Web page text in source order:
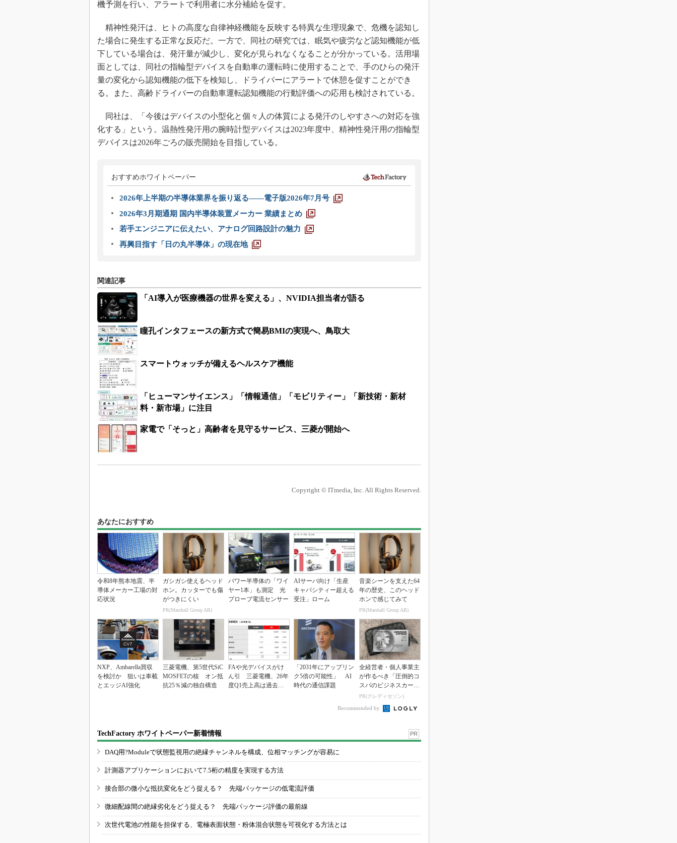
機予測を行い、アラートで利用者に水分補給を促す。
精神性発汗は、ヒトの高度な自律神経機能を反映する特異な生理現象で、危機を認知し
た場合に発生する正常な反応だ。一方で、同社の研究では、眠気や疲労など認知機能が低
下している場合は、発汗量が減少し、変化が見られなくなることが分かっている。活用場
面としては、同社の指輪型デバイスを自動車の運転時に使用することで、手のひらの発汗
量の変化から認知機能の低下を検知し、ドライバーにアラートで休憩を促すことができ
る。また、高齢ドライバーの自動車運転認知機能の行動評価への応用も検討されている。
同社は、「今後はデバイスの小型化と個々人の体質による発汗のしやすさへの対応を強
化する」という。温熱性発汗用の腕時計型デバイスは2023年度中、精神性発汗用の指輪型
デバイスは2026年ごろの販売開始を目指している。
おすすめホワイトペーパー
2026年上半期の半導体業界を振り返る――電子版2026年7月号
2026年3月期通期 国内半導体装置メーカー 業績まとめ
若手エンジニアに伝えたい、アナログ回路設計の魅力
再興目指す「日の丸半導体」の現在地
関連記事
「AI導入が医療機器の世界を変える」、NVIDIA担当者が語る
瞳孔インタフェースの新方式で簡易BMIの実現へ、鳥取大
スマートウォッチが備えるヘルスケア機能
「ヒューマンサイエンス」「情報通信」「モビリティー」「新技術・新材
料・新市場」に注目
家電で「そっと」高齢者を見守るサービス、三菱が開始へ
Copyright © ITmedia, Inc. All Rights Reserved.
あなたにおすすめ
令和8年熊本地震、半
導体メーカー工場の対
応状況
ガシガシ使えるヘッド
ホン。カッターでも傷
がつきにくい
PR(Marshall Group AB)
パワー半導体の「ワイ
ヤー1本」も測定 光
プローブ電流センサー
AIサーバ向け「生産
キャパシティー超える
受注」ローム
音楽シーンを支えた64
年の歴史、このヘッド
ホンで感じてみて
PR(Marshall Group AB)
NXP、Ambarella買収
を検討か 狙いは車載
とエッジAI強化
三菱電機、第5世代SiC
MOSFETの核 オン抵
抗25％減の独自構造
FAや光デバイスがけ
ん引 三菱電機、26年
度Q1売上高は過去最
「2031年にアップリン
ク5倍の可能性」 AI
時代の通信課題
全経営者・個人事業主
が作るべき「圧倒的コ
スパのビジネスカー
ド」
PR(クレディセゾン)
Recommended by
TechFactory ホワイトペーパー新着情報 PR
DAQ用?Moduleで状態監視用の絶縁チャンネルを構成、位相マッチングが容易に
計測器アプリケーションにおいて7.5桁の精度を実現する方法
接合部の微小な抵抗変化をどう捉える？ 先端パッケージの低電流評価
微細配線間の絶縁劣化をどう捉える？ 先端パッケージ評価の最前線
次世代電池の性能を担保する、電極表面状態・粉体混合状態を可視化する方法とは